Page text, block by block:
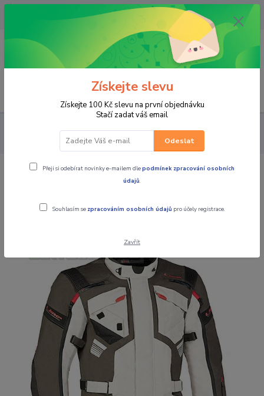
OPAVA 733537099/HLUČÍN
734541648/OLOMOUC 734593593
0,00 CZK
PRO JEZDCE BUNDY
MBW Pánská textilní moto bunda GT
MBW Pánská textilní moto bunda GT
Získejte slevu
Získejte 100 Kč slevu na první objednávku
Stačí zadat váš email
Odeslat
Přeji si odebírat novinky e-mailem dlepodmínek zpracování osobních
údajů.
Souhlasím se zpracováním osobních údajů pro účely registrace.
Zavřít